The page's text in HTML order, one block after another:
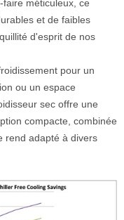
méticuleux, ce
et de faibles
d'esprit de nos
pour un
ou un espace
sec offre une
compacte, combinée
rend adapté à divers